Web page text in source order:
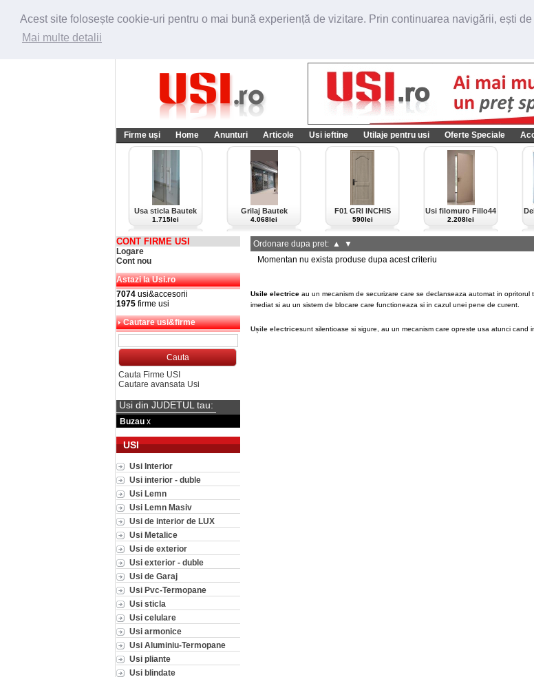
Acest site folosește cookie-uri pentru o mai bună experiență de vizitare. Prin continuarea navigării, ești
Mai multe detalii
Firme uși Home Anunturi Articole Usi ieftine Utilaje pentru usi Oferte Speciale
Usa sticla Bautek
1.715lei
Grilaj Bautek
4.068lei
F01 GRI INCHIS
590lei
Usi filomuro Fillo44
import Italia
2.208lei
CONT FIRME USI
Logare
Cont nou
Astazi la Usi.ro
7074 usi&accesorii
1975 firme usi
Cautare usi&firme
Cauta Firme USI
Cautare avansata Usi
Usi din JUDETUL tau:
Buzau x
USI
Usi Interior
Usi interior - duble
Usi Lemn
Usi Lemn Masiv
Usi de interior de LUX
Usi Metalice
Usi de exterior
Usi exterior - duble
Usi de Garaj
Usi Pvc-Termopane
Usi sticla
Usi celulare
Usi armonice
Usi Aluminiu-Termopane
Usi pliante
Usi blindate
Ordonare dupa pret: ▲
▼
Momentan nu exista produse dupa acest criteriu
Usile electrice au un mecanism de securizare care se declanseaza automat in opritorul
imediat si au un sistem de blocare care functioneaza si in cazul unei pene de curent.
Ușile electricesunt silentioase si sigure, au un mecanism care opreste usa atunci cand